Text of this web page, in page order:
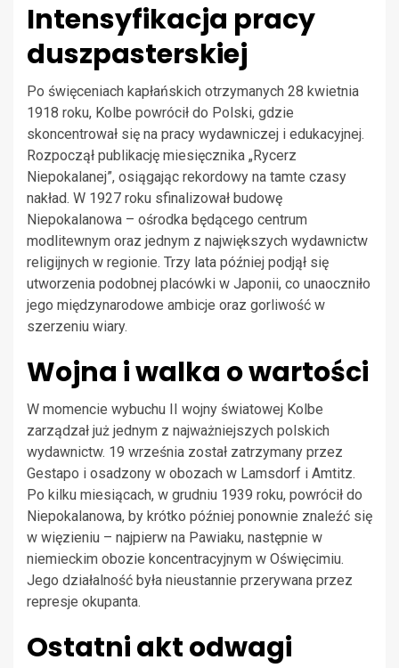
Intensyfikacja pracy
duszpasterskiej
Po święceniach kapłańskich otrzymanych 28 kwietnia
1918 roku, Kolbe powrócił do Polski, gdzie
skoncentrował się na pracy wydawniczej i edukacyjnej.
Rozpoczął publikację miesięcznika „Rycerz
Niepokalanej”, osiągając rekordowy na tamte czasy
nakład. W 1927 roku sfinalizował budowę
Niepokalanowa – ośrodka będącego centrum
modlitewnym oraz jednym z największych wydawnictw
religijnych w regionie. Trzy lata później podjął się
utworzenia podobnej placówki w Japonii, co unaoczniło
jego międzynarodowe ambicje oraz gorliwość w
szerzeniu wiary.
Wojna i walka o wartości
W momencie wybuchu II wojny światowej Kolbe
zarządzał już jednym z najważniejszych polskich
wydawnictw. 19 września został zatrzymany przez
Gestapo i osadzony w obozach w Lamsdorf i Amtitz.
Po kilku miesiącach, w grudniu 1939 roku, powrócił do
Niepokalanowa, by krótko później ponownie znaleźć się
w więzieniu – najpierw na Pawiaku, następnie w
niemieckim obozie koncentracyjnym w Oświęcimiu.
Jego działalność była nieustannie przerywana przez
represje okupanta.
Ostatni akt odwagi